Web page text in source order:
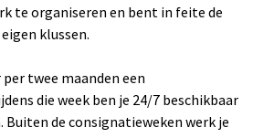
te organiseren en bent in feite de
klussen.
twee maanden een
die week ben je 24/7 beschikbaar
Buiten de consignatieweken werk je